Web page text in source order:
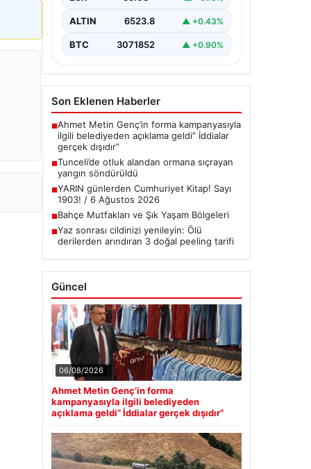
ALTIN 6523.8 ▲ +0.43%
BTC 3071852 ▲ +0.90%
Son Eklenen Haberler
■Ahmet Metin Genç’in forma kampanyasıyla
ilgili belediyeden açıklama geldi” İddialar
gerçek dışıdır”
■Tunceli’de otluk alandan ormana sıçrayan
yangın söndürüldü
■YARIN günlerden Cumhuriyet Kitap! Sayı
1903! / 6 Ağustos 2026
■Bahçe Mutfakları ve Şık Yaşam Bölgeleri
■Yaz sonrası cildinizi yenileyin: Ölü
derilerden arındıran 3 doğal peeling tarifi
Güncel
06/08/2026
Ahmet Metin Genç’in forma
kampanyasıyla ilgili belediyeden
açıklama geldi” İddialar gerçek dışıdır”